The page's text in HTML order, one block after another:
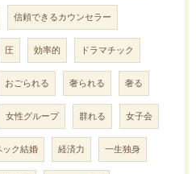
信頼できるカウンセラー
圧 効率的 ドラマチック
おごられる 奢られる 奢る
女性グループ 群れる 女子会
ック結婚 経済力 一生独身